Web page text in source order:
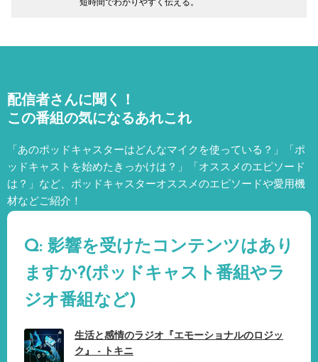
短時間でわかりやすく伝える。
配信者さんに聞く！
この番組の気になるあれこれ
「あのポッドキャスターはどんなマイクを使っている？」「ポ
ッドキャストを始めたきっかけは？」「オススメのエピソード
は？」など、 ポッドキャスターオススメのエピソードや愛用機
材などご紹介！
Q: 影響を受けたコンテンツはあり
ますか?(ポッドキャスト番組やラ
ジオ番組など)
生活と感情のラジオ『エモーショナルのロジッ
ク』 - トキニ